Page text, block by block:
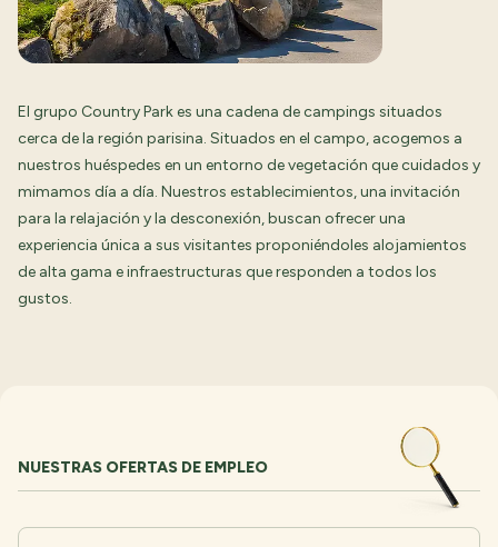
El grupo Country Park es una cadena de campings situados
cerca de la región parisina. Situados en el campo, acogemos a
nuestros huéspedes en un entorno de vegetación que cuidados y
mimamos día a día. Nuestros establecimientos, una invitación
para la relajación y la desconexión, buscan ofrecer una
experiencia única a sus visitantes proponiéndoles alojamientos
de alta gama e infraestructuras que responden a todos los
gustos.
NUESTRAS OFERTAS DE EMPLEO